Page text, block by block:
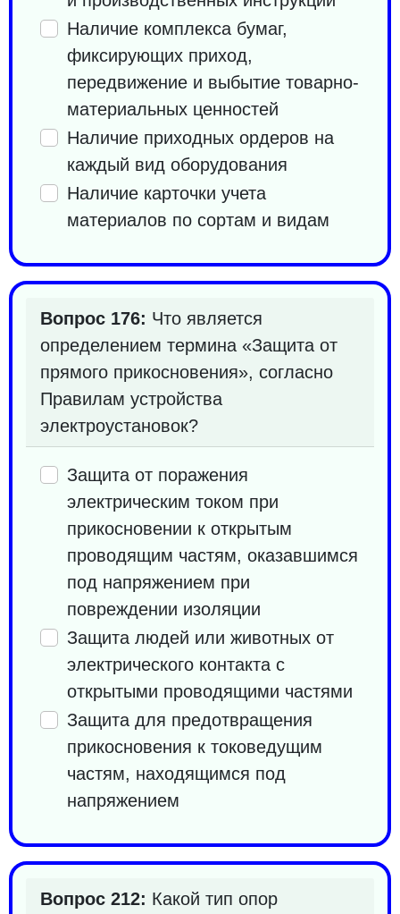
Наличие комплекса бумаг,
фиксирующих приход,
передвижение и выбытие товарно-
материальных ценностей
Наличие приходных ордеров на
каждый вид оборудования
Наличие карточки учета
материалов по сортам и видам
Вопрос 176: Что является
определением термина «Защита от
прямого прикосновения», согласно
Правилам устройства
электроустановок?
Защита от поражения
электрическим током при
прикосновении к открытым
проводящим частям, оказавшимся
под напряжением при
повреждении изоляции
Защита людей или животных от
электрического контакта с
открытыми проводящими частями
Защита для предотвращения
прикосновения к токоведущим
частям, находящимся под
напряжением
Вопрос 212: Какой тип опор